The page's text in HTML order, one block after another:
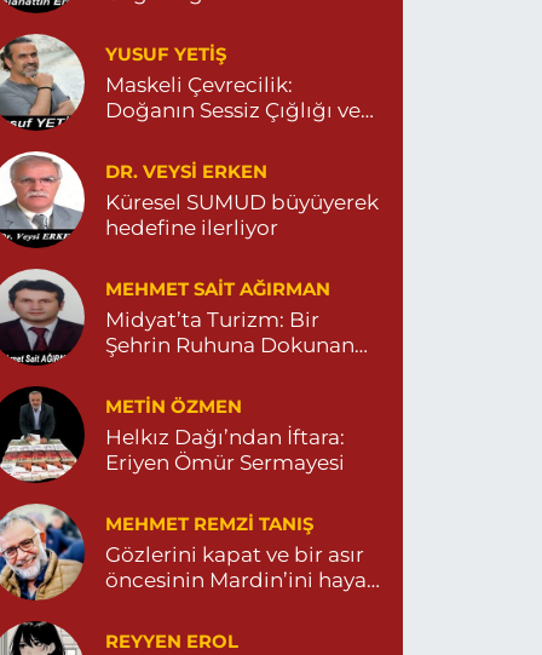
Dara Eczanesi
MAHALLESİ VALİ OZAN CADDESİ DIŞ KAPI
DEVLET HASTANESİ KARŞISI
YOLU CEPHESİ) 04822125304
0 (482) 212 53 04 Yol Tarifi Al
Özdemir Eczanesi
0 (482) 541 31 21 Yol Tarifi Al
YUSUF YETİŞ
Maskeli Çevrecilik:
Doğanın Sessiz Çığlığı ve
DR. VEYSI ERKEN
Küresel SUMUD büyüyerek
hedefine ilerliyor
MEHMET SAIT AĞIRMAN
Midyat’ta Turizm: Bir
Şehrin Ruhuna Dokunan
METIN ÖZMEN
Helkız Dağı’ndan İftara:
Eriyen Ömür Sermayesi
MEHMET REMZI TANIŞ
Gözlerini kapat ve bir asır
öncesinin Mardin’ini hayal
REYYEN EROL